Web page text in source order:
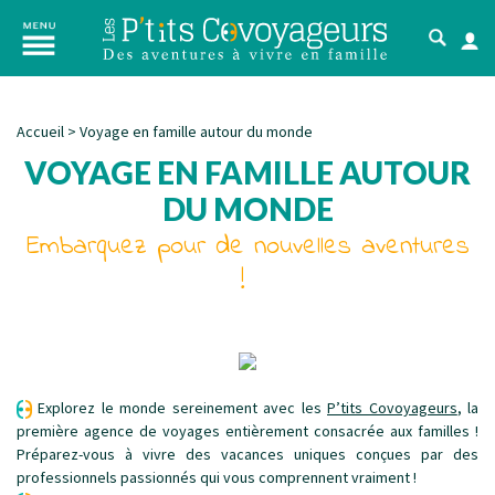
Accueil > Voyage en famille autour du monde
VOYAGE EN FAMILLE AUTOUR
DU MONDE
Embarquez pour de nouvelles aventures
!
Explorez le monde sereinement avec lesP’tits Covoyageurs, la
première agence de voyages entièrement consacrée aux familles !
Préparez-vous à vivre des vacances uniques conçues par des
professionnels passionnés qui vous comprennent vraiment !